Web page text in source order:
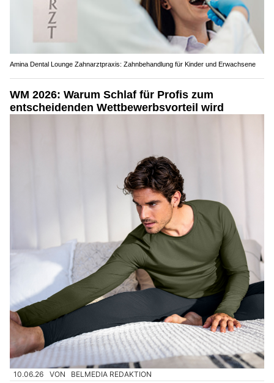
Amina Dental Lounge Zahnarztpraxis: Zahnbehandlung für Kinder und Erwachsene
WM 2026: Warum Schlaf für Profis zum
entscheidenden Wettbewerbsvorteil wird
10.06.26 VON BELMEDIA REDAKTION